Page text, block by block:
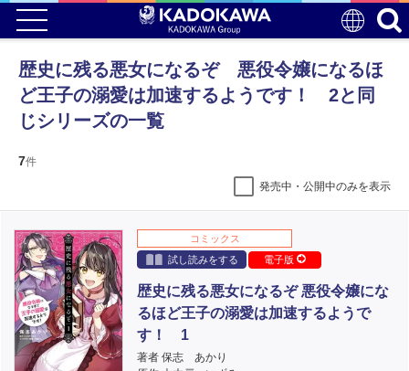
歴史に残る悪女になるぞ 悪役令嬢になるほ
ど王子の溺愛は加速するようです！ 2と同
じシリーズの一覧
7件
発売中・公開中のみを表示
コミックス
試し読みをする
電子版
歴史に残る悪女になるぞ 悪役令嬢にな
るほど王子の溺愛は加速するようで
す！ 1
著者 保志 あかり